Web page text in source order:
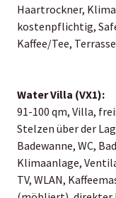
Haartrockner,
kostenpflichtig,
Kaffee/Tee,
Water Villa (VX1):
91-100 qm, Villa,
Stelzen über der
Badewanne, WC,
Klimaanlage,
TV, WLAN,